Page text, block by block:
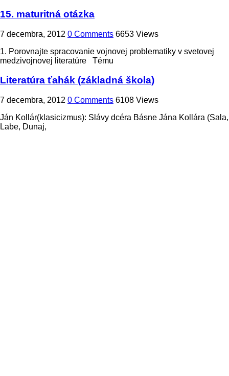
15. maturitná otázka
7 decembra, 2012 0 Comments 6653 Views
1. Porovnajte spracovanie vojnovej problematiky v svetovej
medzivojnovej literatúre Tému
Literatúra ťahák (základná škola)
7 decembra, 2012 0 Comments 6108 Views
Ján Kollár(klasicizmus): Slávy dcéra Básne Jána Kollára (Sala,
Labe, Dunaj,